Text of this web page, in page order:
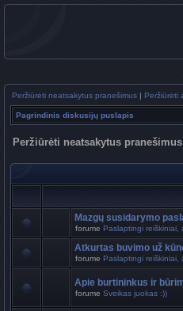
Peržiūrėti neatsakytus pranešimus | Peržiūrėti
Pagrindinis diskusijų puslapis
Peržiūrėti neatsakytus pranešimus
Mazgų susidarymo
forume Paslaptingi reiškiniai,
Atkurtas buvimo už
forume Paslaptingi reiškiniai,
Apie burtininkus ir
forume Sveikas juokas :))